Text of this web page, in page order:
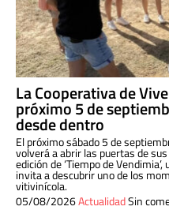
La Cooperativa de
próximo 5 de
desde dentro
El próximo sábado 5 de
volverá a abrir las puertas de
edición de ‘Tiempo de
invita a descubrir uno de los
vitivinícola.
05/08/2026ActualidadSin